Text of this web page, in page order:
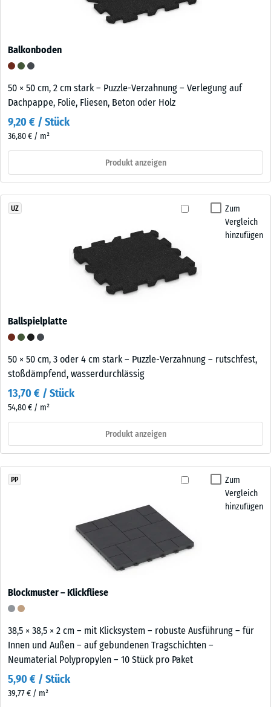
Balkonboden
50 × 50 cm, 2 cm stark – Puzzle-Verzahnung – Verlegung auf
Dachpappe, Folie, Fliesen, Beton oder Holz
9,20 € / Stück
36,80 € / m²
Produkt anzeigen
Zum
Vergleich
hinzufügen
UZ
Ballspielplatte
50 × 50 cm, 3 oder 4 cm stark – Puzzle-Verzahnung – rutschfest,
stoßdämpfend, wasserdurchlässig
13,70 € / Stück
54,80 € / m²
Produkt anzeigen
Zum
Vergleich
hinzufügen
PP
Blockmuster – Klickfliese
38,5 × 38,5 × 2 cm – mit Klicksystem – robuste Ausführung – für
Innen und Außen – auf gebundenen Tragschichten –
Neumaterial Polypropylen – 10 Stück pro Paket
5,90 € / Stück
39,77 € / m²